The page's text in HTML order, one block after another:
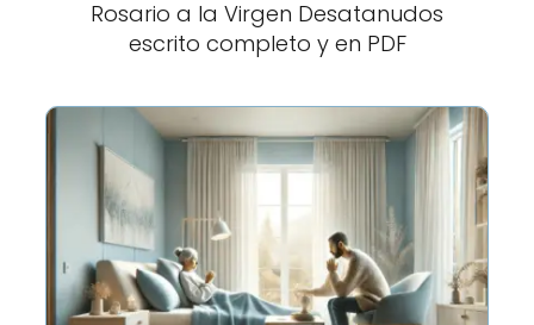
Rosario a la Virgen Desatanudos
escrito completo y en PDF